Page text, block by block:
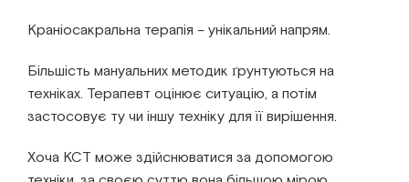
Краніосакральна терапія – унікальний напрям.
Більшість мануальних методик ґрунтуються на
техніках. Терапевт оцінює ситуацію, а потім
застосовує ту чи іншу техніку для її вирішення.
Хоча КСТ може здійснюватися за допомогою